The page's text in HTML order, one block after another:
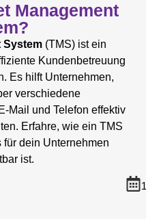
Management
System(TMS) ist ein
Kundenbetreuung
Es hilft Unternehmen,
verschiedene
Mail und Telefon effektiv
Erfahre, wie ein TMS
dein Unternehmen
ist.